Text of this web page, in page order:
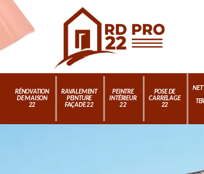
RÉNOVATION
DE MAISON
22
RAVALEMENT
PEINTURE
FAÇADE 22
PEINTRE
INTÉRIEUR
22
POSE DE
CARRELAGE
22